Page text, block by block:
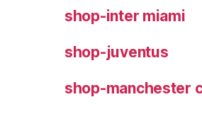
shop-inter miami
shop-juventus
shop-manchester